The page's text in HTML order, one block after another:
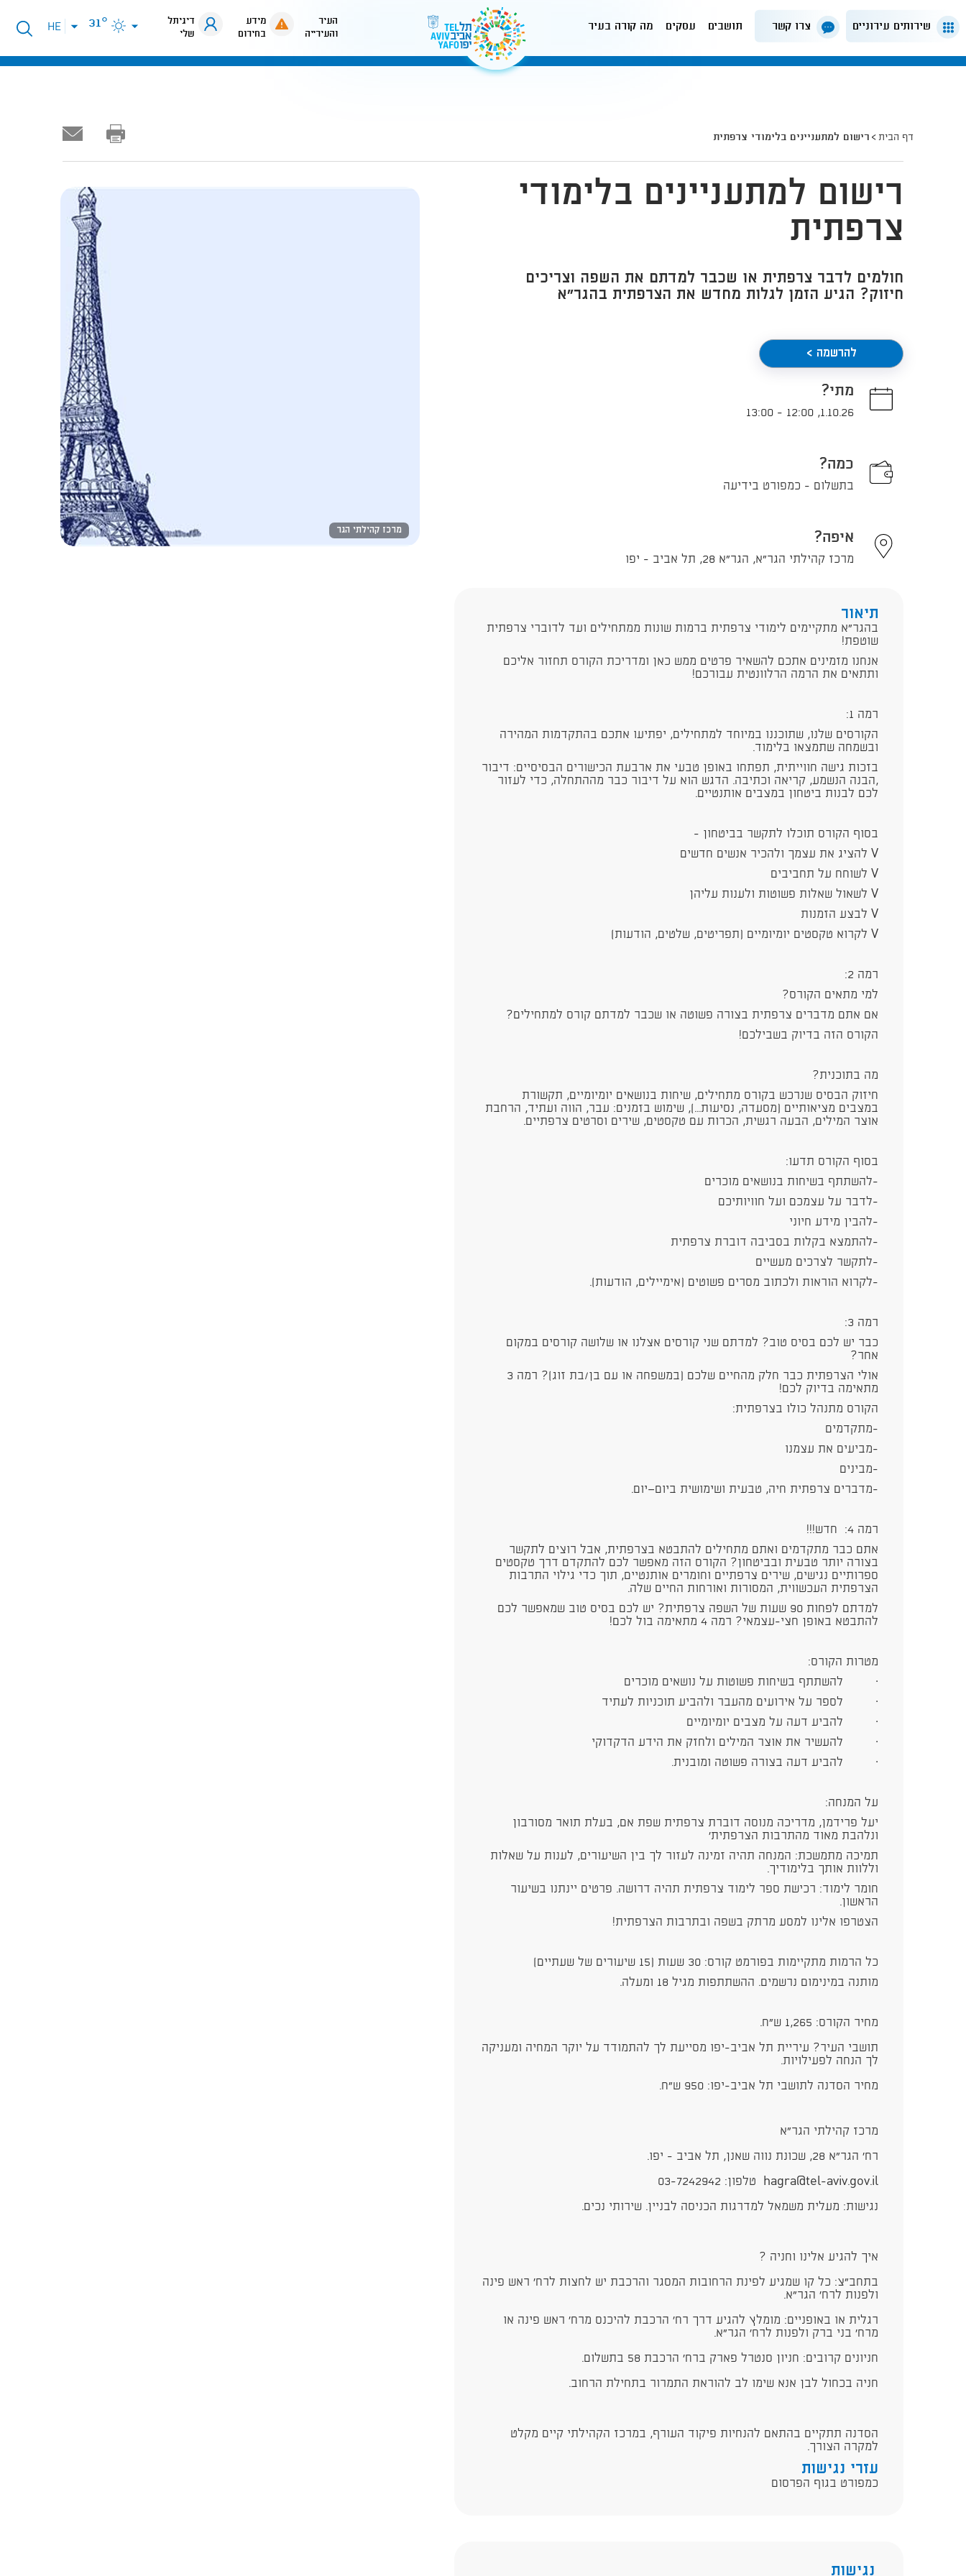
שירותים עירוניים צרו קשר תושבים עסקים מה קורה בעיר
העיר
והעירייה
מידע
בחירום
דיגיתל
שלי
31°
פתיחת
תפריט
HE
דף הבית רישום למתעניינים בלימודי צרפתית
מרכז קהילתי הגר
רישום למתעניינים בלימודי
צרפתית
חולמים לדבר צרפתית או שכבר למדתם את השפה וצריכים
חיזוק? הגיע הזמן לגלות מחדש את הצרפתית בהגר"א
להרשמה >
מתי?
1.10.26
,
12:00
-
13:00
כמה?
בתשלום - כמפורט בידיעה
איפה?
מרכז קהילתי הגר"א, הגר"א 28, תל אביב - יפו
תיאור
בהגר"א מתקיימים לימודי צרפתית ברמות שונות ממתחילים ועד לדוברי צרפתית
שוטפת!
אנחנו מזמינים אתכם להשאיר פרטים ממש כאן ומדריכת הקורס תחזור אליכם
ותתאים את הרמה הרלוונטית עבורכם!
רמה 1:
הקורסים שלנו, שתוכננו במיוחד למתחילים, יפתיעו אתכם בהתקדמות המהירה
ובשמחה שתמצאו בלימוד.
בזכות גישה חווייתית, תפתחו באופן טבעי את ארבעת הכישורים הבסיסיים: דיבור
,הבנה הנשמע, קריאה וכתיבה. הדגש הוא על דיבור כבר מההתחלה, כדי לעזור
לכם לבנות ביטחון במצבים אותנטיים.
בסוף הקורס תוכלו לתקשר בביטחון -
V להציג את עצמך ולהכיר אנשים חדשים
V לשוחח על תחביבים
V לשאול שאלות פשוטות ולענות עליהן
V לבצע הזמנות
V לקרוא טקסטים יומיומיים (תפריטים, שלטים, הודעות)
רמה 2:
למי מתאים הקורס?
אם אתם מדברים צרפתית בצורה פשוטה או שכבר למדתם קורס למתחילים?
הקורס הזה בדיוק בשבילכם!
מה בתוכנית?
חיזוק הבסיס שנרכש בקורס מתחילים, שיחות בנושאים יומיומיים, תקשורת
במצבים מציאותיים (מסעדה, נסיעות...), שימוש בזמנים: עבר, הווה ועתיד, הרחבת
אוצר המילים, הבעה רגשית, הכרות עם טקסטים, שירים וסרטים צרפתיים.
בסוף הקורס תדעו:
-להשתתף בשיחות בנושאים מוכרים
-לדבר על עצמכם ועל חוויותיכם
-להבין מידע חיוני
-להתמצא בקלות בסביבה דוברת צרפתית
-לתקשר לצרכים מעשיים
-לקרוא הוראות ולכתוב מסרים פשוטים (אימיילים, הודעות).
רמה 3:
כבר יש לכם בסיס טוב? למדתם שני קורסים אצלנו או שלושה קורסים במקום
אחר?
אולי הצרפתית כבר חלק מהחיים שלכם (במשפחה או עם בן/בת זוג)? רמה 3
מתאימה בדיוק לכם!
הקורס מתנהל כולו בצרפתית:
-מתקדמים
-מביעים את עצמנו
-מבינים
-מדברים צרפתית חיה, טבעית ושימושית ביום־יום.
רמה 4: חדש!!!
אתם כבר מתקדמים ואתם מתחילים להתבטא בצרפתית, אבל רוצים לתקשר
בצורה יותר טבעית ובביטחון? הקורס הזה מאפשר לכם להתקדם דרך טקסטים
ספרותיים נגישים, שירים צרפתיים וחומרים אותנטיים, תוך כדי גילוי התרבות
הצרפתית העכשווית, המסורות ואורחות החיים שלה.
למדתם לפחות 90 שעות של השפה צרפתית? יש לכם בסיס טוב שמאפשר לכם
להתבטא באופן חצי-עצמאי? רמה 4 מתאימה בול לכם!
מטרות הקורס:
· להשתתף בשיחות פשוטות על נושאים מוכרים
· לספר על אירועים מהעבר ולהביע תוכניות לעתיד
· להביע דעה על מצבים יומיומיים
· להעשיר את אוצר המילים ולחזק את הידע הדקדוקי
· להביע דעה בצורה פשוטה ומובנית.
על המנחה:
יעל פרידמן, מדריכה מנוסה דוברת צרפתית שפת אם, בעלת תואר מסורבון
ונלהבת מאוד מהתרבות הצרפתית'
תמיכה מתמשכת: המנחה תהיה זמינה לעזור לך בין השיעורים, לענות על שאלות
וללוות אותך בלימודיך.
חומר לימוד: רכישת ספר לימוד צרפתית תהיה דרושה. פרטים יינתנו בשיעור
הראשון.
הצטרפו אלינו למסע מרתק בשפה ובתרבות הצרפתית!
כל הרמות מתקיימות בפורמט קורס: 30 שעות (15 שיעורים של שעתיים)
מותנה במינימום נרשמים. ההשתתפות מגיל 18 ומעלה.
מחיר הקורס: 1,265 ש"ח.
תושבי העיר? עיריית תל אביב-יפו מסייעת לך להתמודד על יוקר המחיה ומעניקה
לך הנחה לפעילויות.
מחיר הסדנה לתושבי תל אביב-יפו: 950 ש"ח​​.
מרכז קהילתי הגר"א
רח' הגר"א 28, שכונת נווה שאנן, תל אביב - יפו.
hagra@tel-aviv.gov.il טלפון: 03-7242942
נגישות: מעלית משמאל למדרגות הכניסה לבניין. שירותי נכים.
איך להגיע אלינו וחניה ?
בתחב"צ: כל קו שמגיע לפינת הרחובות המסגר והרכבת יש לחצות לרח' ראש פינה
ולפנות לרח' הגר"א.
רגלית או באופניים: מומלץ להגיע דרך רח' הרכבת להיכנס מרח' ראש פינה או
מרח' בני ברק ולפנות לרח' הגר"א.
חניונים קרובים: חניון סנטרל פארק ברח' הרכבת 58 בתשלום.
חניה בכחול לבן אנא שימו לב להוראת התמרור בתחילת הרחוב.
​הסדנה תתקיים בהתאם להנחיות פיקוד העורף, במרכז הקהילתי קיים מקלט
למקרה הצורך.
עזרי נגישות
כמפורט בגוף הפרסום
נגישות